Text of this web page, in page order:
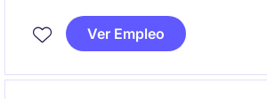
y fortalecer la presencia en el
Ver Empleo